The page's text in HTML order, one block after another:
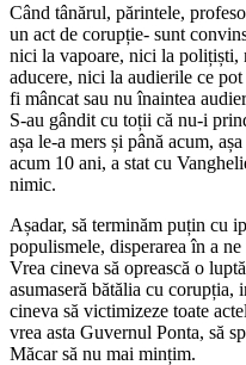
Când tânărul, părintele,
un act de corupție- sunt
nici la vapoare, nici la polițiști,
aducere, nici la audierile ce
fi mâncat sau nu înaintea
S-au gândit cu toții că nu-i
așa le-a mers și până acum,
acum 10 ani, a stat cu
nimic.
Așadar, să terminăm puțin cu
populismele, disperarea în a
Vrea cineva să oprească o
asumaseră bătălia cu corupția,
cineva să victimizeze toate
vrea asta Guvernul Ponta, să
Măcar să nu mai mințim.